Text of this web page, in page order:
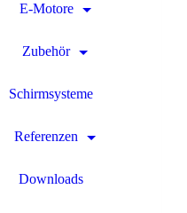
E-Motore
Zubehör
Schirmsysteme
Referenzen
Downloads